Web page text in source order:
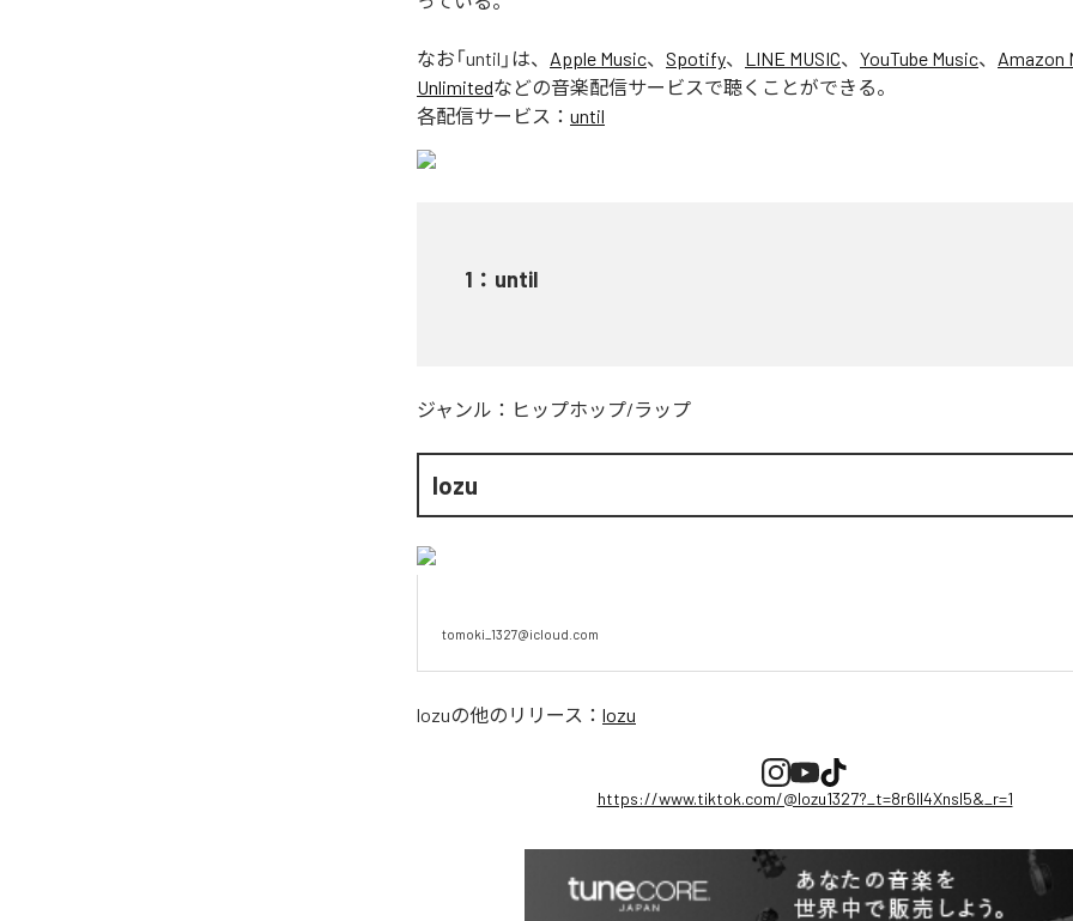
なお「until 」は、 Apple Music、 Spotify、 LINE MUSIC、 YouTube Music、 Amazon
Unlimitedなどの音楽配信サービスで聴くことができる。
各配信サービス： until
1 ： until
ジャンル： ヒップホップ/ラップ
lozu
tomoki_1327@icloud.com
lozuの他のリリース： lozu
https://www.tiktok.com/@lozu1327?_t=8r6Il4Xnsl5&_r=1